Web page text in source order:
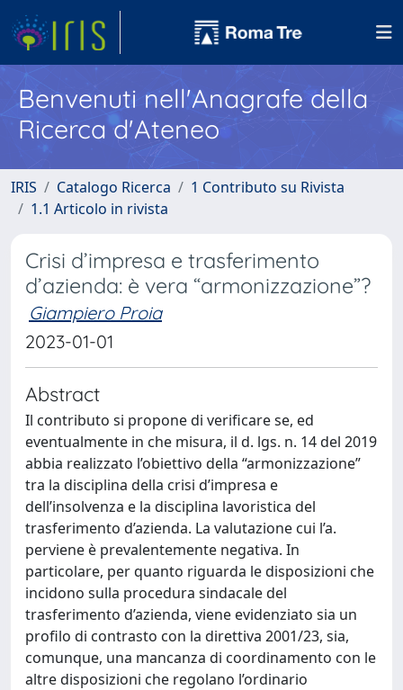
Benvenuti nell'Anagrafe della
Ricerca d'Ateneo
IRIS Catalogo Ricerca
1 Contributo su Rivista
1.1 Articolo in rivista
Crisi d’impresa e trasferimento
d’azienda: è vera “armonizzazione”?
Giampiero Proia
2023-01-01
Abstract
Il contributo si propone di verificare se, ed
eventualmente in che misura, il d. lgs. n. 14 del 2019
abbia realizzato l’obiettivo della “armonizzazione”
tra la disciplina della crisi d’impresa e
dell’insolvenza e la disciplina lavoristica del
trasferimento d’azienda. La valutazione cui l’a.
perviene è prevalentemente negativa. In
particolare, per quanto riguarda le disposizioni che
incidono sulla procedura sindacale del
trasferimento d’azienda, viene evidenziato sia un
profilo di contrasto con la direttiva 2001/23, sia,
comunque, una mancanza di coordinamento con le
altre disposizioni che regolano l’ordinario